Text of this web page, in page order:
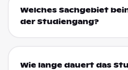
Welches Sachgebiet
der Studiengang?
Wie lange dauert das